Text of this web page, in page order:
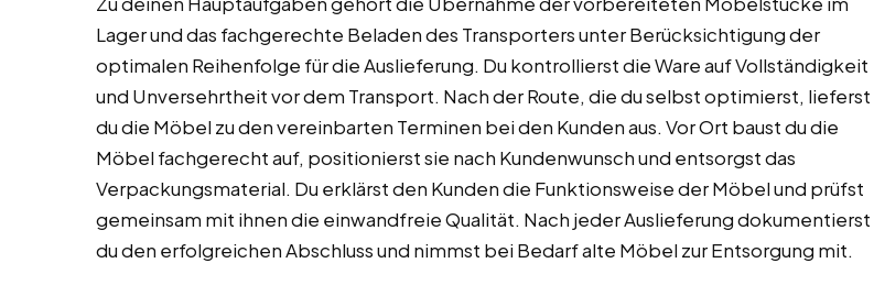
Lager und das fachgerechte Beladen des Transporters unter Berücksichtigung der
optimalen Reihenfolge für die Auslieferung. Du kontrollierst die Ware auf Vollständigkeit
und Unversehrtheit vor dem Transport. Nach der Route, die du selbst optimierst, lieferst
du die Möbel zu den vereinbarten Terminen bei den Kunden aus. Vor Ort baust du die
Möbel fachgerecht auf, positionierst sie nach Kundenwunsch und entsorgst das
Verpackungsmaterial. Du erklärst den Kunden die Funktionsweise der Möbel und prüfst
gemeinsam mit ihnen die einwandfreie Qualität. Nach jeder Auslieferung dokumentierst
du den erfolgreichen Abschluss und nimmst bei Bedarf alte Möbel zur Entsorgung mit.